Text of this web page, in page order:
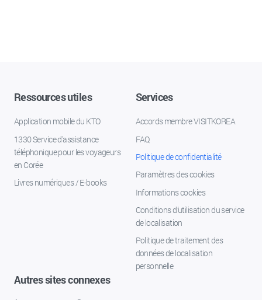
Ressources utiles
Application mobile du KTO
1330 Service d'assistance
téléphonique pour les voyageurs
en Corée
Livres numériques / E-books
Services
Accords membre VISITKOREA
FAQ
Politique de confidentialité
Paramètres des cookies
Informations cookies
Conditions d’utilisation du service
de localisation
Politique de traitement des
données de localisation
personnelle
Autres sites connexes